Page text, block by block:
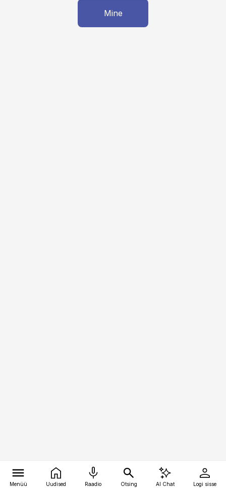
Mine
Menüü Uudised Raadio Otsing AI Chat Logi sisse